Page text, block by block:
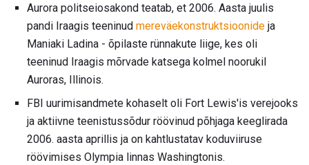
Aurora politseiosakond teatab, et 2006. Aasta juulis
pandi Iraagis teeninud mereväekonstruktsioonide ja
Maniaki Ladina - õpilaste rünnakute liige, kes oli
teeninud Iraagis mõrvade katsega kolmel noorukil
Auroras, Illinois.
FBI uurimisandmete kohaselt oli Fort Lewis'is verejooks
ja aktiivne teenistussõdur röövinud põhjaga keeglirada
2006. aasta aprillis ja on kahtlustatav koduviiruse
röövimises Olympia linnas Washingtonis.